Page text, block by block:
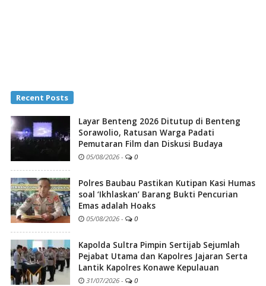
Recent Posts
Layar Benteng 2026 Ditutup di Benteng
Sorawolio, Ratusan Warga Padati
Pemutaran Film dan Diskusi Budaya
05/08/2026 - 0
Polres Baubau Pastikan Kutipan Kasi Humas
soal ‘Ikhlaskan’ Barang Bukti Pencurian
Emas adalah Hoaks
05/08/2026 - 0
Kapolda Sultra Pimpin Sertijab Sejumlah
Pejabat Utama dan Kapolres Jajaran Serta
Lantik Kapolres Konawe Kepulauan
31/07/2026 - 0